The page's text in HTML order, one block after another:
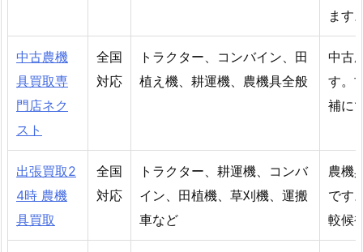
ます
中古農機
具買取専
門店ネク
スト
全国
対応
トラクター、コンバイン、田
植え機、耕運機、農機具全般
中古
す。
補に
出張買取2
4時 農機
具買取
全国
対応
トラクター、耕運機、コンバ
イン、田植機、草刈機、運搬
車など
農機
です
較候